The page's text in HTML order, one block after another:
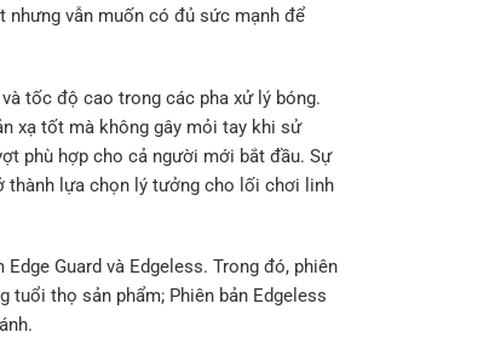
vẫn muốn có đủ sức mạnh để
tốc độ cao trong các pha xử lý bóng.
xạ tốt mà không gây mỏi tay khi sử
phù hợp cho cả người mới bắt đầu. Sự
thành lựa chọn lý tưởng cho lối chơi linh
Guard và Edgeless. Trong đó, phiên
tuổi thọ sản phẩm; Phiên bản Edgeless